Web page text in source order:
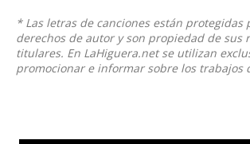
* Las letras de canciones están protegidas
derechos de autor y son propiedad de sus
titulares. En LaHiguera.net se utilizan
promocionar e informar sobre los trabajos